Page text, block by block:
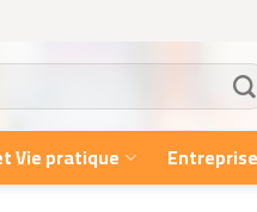
Vie pratique